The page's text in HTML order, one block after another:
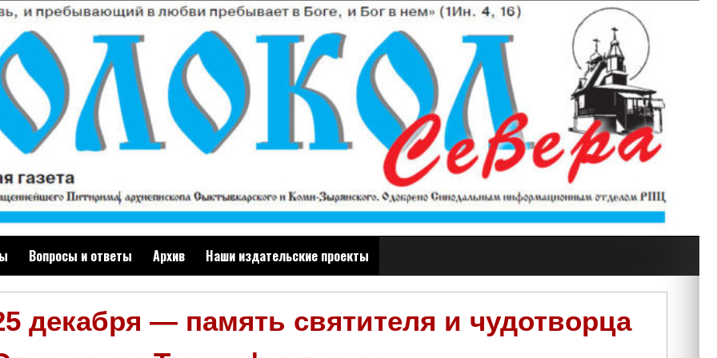
Вопросы и ответы Архив Наши издательские проекты
декабря — память святителя и чудотворца